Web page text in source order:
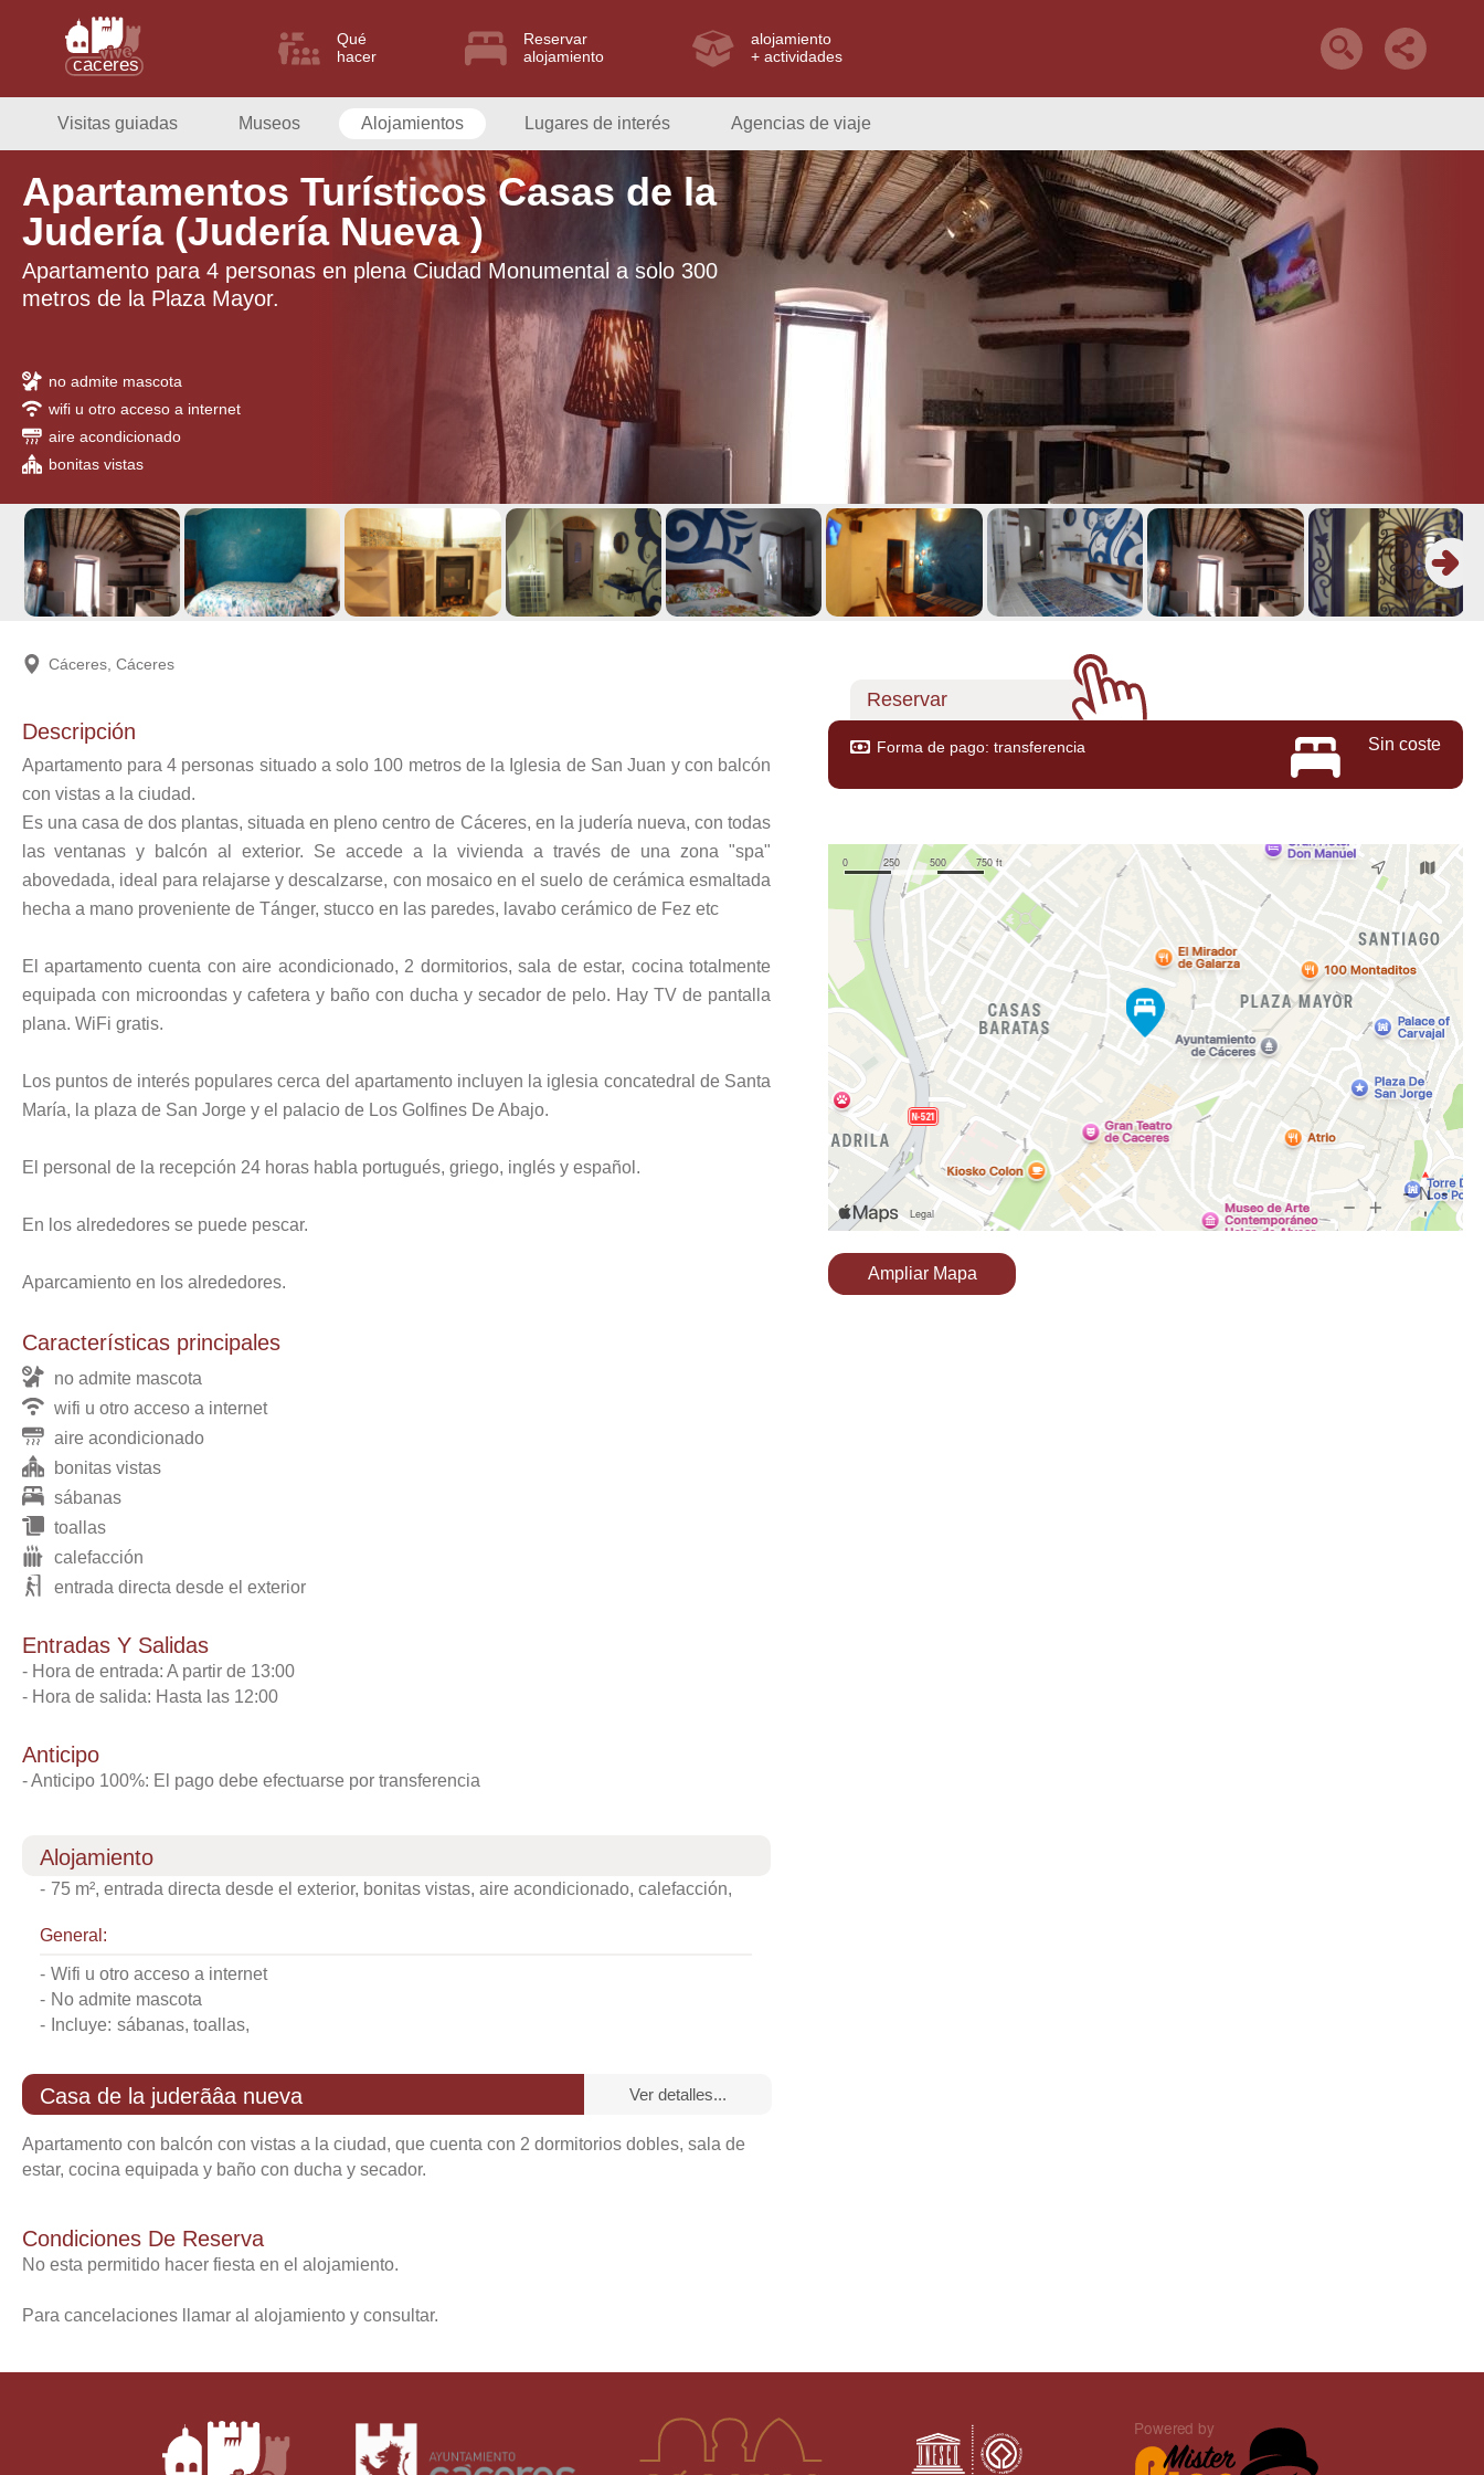
Qué
hacer
Reservar
alojamiento
alojamiento
+ actividades
Visitas guiadas Museos Alojamientos Lugares de interés Agencias de viaje
Apartamentos Turísticos Casas de la
Judería (Judería Nueva )
Apartamento para 4 personas en plena Ciudad Monumental a solo 300
metros de la Plaza Mayor.
no admite mascota
wifi u otro acceso a internet
aire acondicionado
bonitas vistas
Cáceres, Cáceres
Descripción
Apartamento para 4 personas situado a solo 100 metros de la Iglesia de San Juan y con balcón
con vistas a la ciudad.
Es una casa de dos plantas, situada en pleno centro de Cáceres, en la judería nueva, con todas
las ventanas y balcón al exterior. Se accede a la vivienda a través de una zona "spa"
abovedada, ideal para relajarse y descalzarse, con mosaico en el suelo de cerámica esmaltada
hecha a mano proveniente de Tánger, stucco en las paredes, lavabo cerámico de Fez etc
El apartamento cuenta con aire acondicionado, 2 dormitorios, sala de estar, cocina totalmente
equipada con microondas y cafetera y baño con ducha y secador de pelo. Hay TV de pantalla
plana. WiFi gratis.
Los puntos de interés populares cerca del apartamento incluyen la iglesia concatedral de Santa
María, la plaza de San Jorge y el palacio de Los Golfines De Abajo.
El personal de la recepción 24 horas habla portugués, griego, inglés y español.
En los alrededores se puede pescar.
Aparcamiento en los alrededores.
Características principales
no admite mascota
wifi u otro acceso a internet
aire acondicionado
bonitas vistas
sábanas
toallas
calefacción
entrada directa desde el exterior
Entradas Y Salidas
- Hora de entrada: A partir de 13:00
- Hora de salida: Hasta las 12:00
Anticipo
-Anticipo100%: El pago debe efectuarse por transferencia
alojamiento
- 75 m², entrada directa desde el exterior, bonitas vistas, aire acondicionado, calefacción,
general:
-
wifi u otro acceso a internet
-
no admite mascota
- incluye: sábanas, toallas,
casa de la juderãâ­a nueva ver detalles...
Apartamento con balcón con vistas a la ciudad, que cuenta con 2 dormitorios dobles, sala de
estar, cocina equipada y baño con ducha y secador.
75 m², entrada directa desde el exterior, bonitas vistas, aire acondicionado,
calefacción,
general:
sábanas, toallas,
Condiciones De Reserva
No esta permitido hacer fiesta en el alojamiento.
Para cancelaciones llamar al alojamiento y consultar.
Reservar
Forma de pago: transferencia Sin coste
Ampliar Mapa